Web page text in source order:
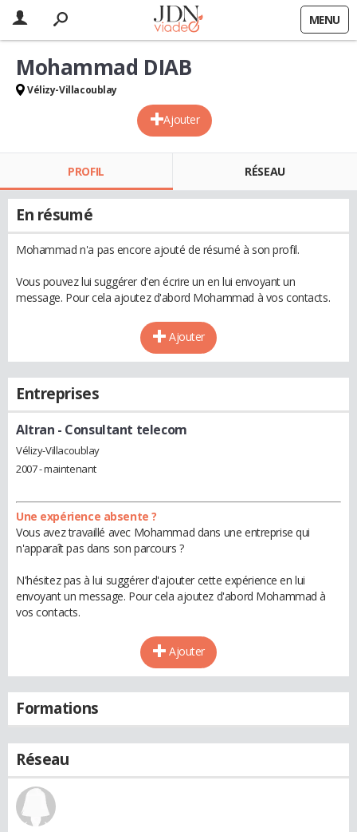
MENU
Ajouter
Mohammad DIAB
Vélizy-Villacoublay
PROFIL RÉSEAU
En résumé
Mohammad n'a pas encore ajouté de résumé à son profil.
Vous pouvez lui suggérer d'en écrire un en lui envoyant un
message. Pour cela ajoutez d'abord Mohammad à vos contacts.
Ajouter
Entreprises
Altran - Consultant telecom
Vélizy-Villacoublay
2007 - maintenant
Une expérience absente ?
Vous avez travaillé avec Mohammad dans une entreprise qui
n'apparaît pas dans son parcours ?
N'hésitez pas à lui suggérer d'ajouter cette expérience en lui
envoyant un message. Pour cela ajoutez d'abord Mohammad à
vos contacts.
Ajouter
Formations
Réseau